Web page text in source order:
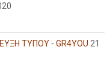
ΤΥΠΟΥ - GR4YOU 21